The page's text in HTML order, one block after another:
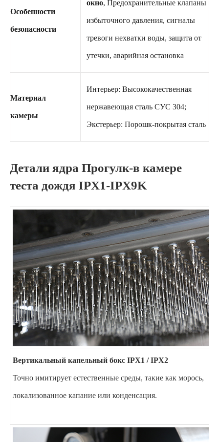
Особенности
безопасности
окно, Предохранительные клапаны
избыточного давления, сигналы
тревоги нехватки воды, защита от
утечки, аварийная остановка
Материал
камеры
Интерьер: Высококачественная
нержавеющая сталь СУС 304;
Экстерьер: Порошк-покрытая сталь
Детали ядра Прогулк-в камере
теста дождя IPX1-IPX9K
Вертикальный капельный бокс IPX1 / IPX2
Точно имитирует естественные среды, такие как морось,
локализованное капание или конденсация.